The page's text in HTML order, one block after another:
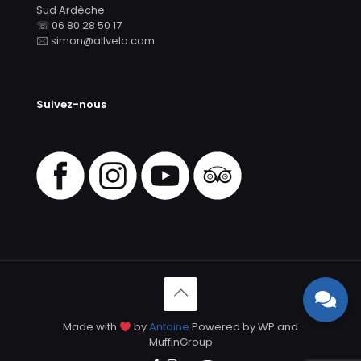
Sud Ardèche
☏ 06 80 28 50 17
🖂 simon@allvelo.com
Suivez-nous
Made with byAntoine Powered by WP and
MuffinGroup